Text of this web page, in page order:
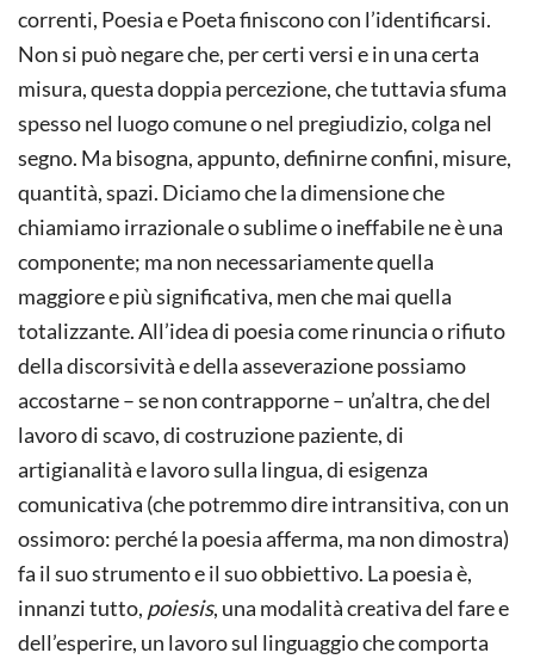
correnti, Poesia e Poeta finiscono con l’identificarsi.
Non si può negare che, per certi versi e in una certa
misura, questa doppia percezione, che tuttavia sfuma
spesso nel luogo comune o nel pregiudizio, colga nel
segno. Ma bisogna, appunto, definirne confini, misure,
quantità, spazi. Diciamo che la dimensione che
chiamiamo irrazionale o sublime o ineffabile ne è una
componente; ma non necessariamente quella
maggiore e più significativa, men che mai quella
totalizzante. All’idea di poesia come rinuncia o rifiuto
della discorsività e della asseverazione possiamo
accostarne – se non contrapporne – un’altra, che del
lavoro di scavo, di costruzione paziente, di
artigianalità e lavoro sulla lingua, di esigenza
comunicativa (che potremmo dire intransitiva, con un
ossimoro: perché la poesia afferma, ma non dimostra)
fa il suo strumento e il suo obbiettivo. La poesia è,
innanzi tutto, poiesis, una modalità creativa del fare e
dell’esperire, un lavoro sul linguaggio che comporta